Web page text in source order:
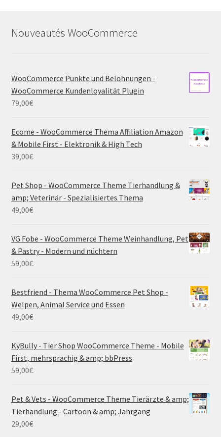
Nouveautés WooCommerce
WooCommerce Punkte und Belohnungen -
WooCommerce Kundenloyalität Plugin
79,00€
Ecome - WooCommerce Thema Affiliation Amazon
& Mobile First - Elektronik & High Tech
39,00€
Pet Shop - WooCommerce Theme Tierhandlung &
amp; Veterinär - Spezialisiertes Thema
49,00€
VG Fobe - WooCommerce Theme Weinhandlung, Pet
& Pastry - Modern und nüchtern
59,00€
Bestfriend - Thema WooCommerce Pet Shop -
Welpen, Animal Service und Essen
49,00€
KyBully - Tier Shop WooCommerce Theme - Mobile
First, mehrsprachig & amp; bbPress
59,00€
Pet & Vets - WooCommerce Theme Tierärzte & amp;
Tierhandlung - Cartoon & amp; Jahrgang
29,00€